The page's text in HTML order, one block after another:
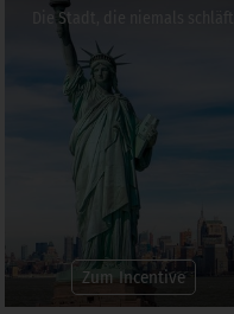
Die Stadt, die niemals schläft
Zum Incentive